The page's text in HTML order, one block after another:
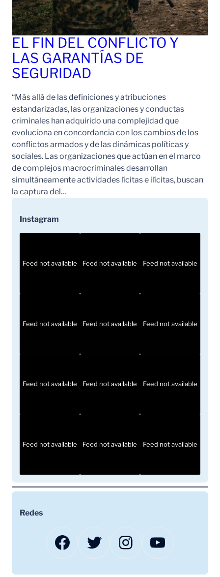
EL FIN DEL CONFLICTO Y
LAS GARANTÍAS DE
SEGURIDAD
“Más allá de las definiciones y atribuciones
estandarizadas, las organizaciones y conductas
criminales han adquirido una complejidad que
evoluciona en concordancia con los cambios de los
conflictos armados y de las dinámicas políticas y
sociales. Las organizaciones que actúan en el marco
de complejos macrocriminales desarrollan
simultáneamente actividades lícitas e ilícitas, buscan
la captura del…
Instagram
Feed not available Feed not available Feed not available
Feed not available Feed not available Feed not available
Feed not available Feed not available Feed not available
Feed not available Feed not available Feed not available
Redes
Facebook Twitter Instagram YouTube